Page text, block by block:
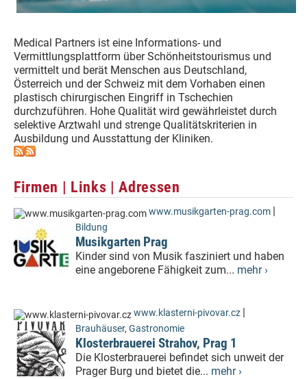
Medical Partners ist eine Informations- und
Vermittlungsplattform über Schönheitstourismus und
vermittelt und berät Menschen aus Deutschland,
Österreich und der Schweiz mit dem Vorhaben einen
plastisch chirurgischen Eingriff in Tschechien
durchzuführen. Hohe Qualität wird gewährleistet durch
selektive Arztwahl und strenge Qualitätskriterien in
Ausbildung und Ausstattung der Kliniken.
Firmen | Links | Adressen
www.musikgarten-prag.com |
Bildung
Musikgarten Prag
Kinder sind von Musik fasziniert und haben
eine angeborene Fähigkeit zum... mehr ›
www.klasterni-pivovar.cz |
Brauhäuser, Gastronomie
Klosterbrauerei Strahov, Prag 1
Die Klosterbrauerei befindet sich unweit der
Prager Burg und bietet die... mehr ›